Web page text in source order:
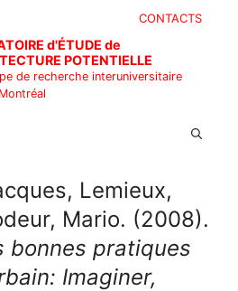
CONTACTS
d'ÉTUDE de
POTENTIELLE
de recherche interuniversitaire
Lemieux,
Mario. (2008).
bonnes pratiques
Imaginer,